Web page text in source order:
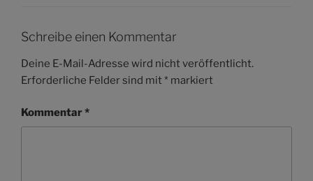
Schreibe einen Kommentar
Deine E-Mail-Adresse wird nicht veröffentlicht.
Erforderliche Felder sind mit* markiert
Kommentar*